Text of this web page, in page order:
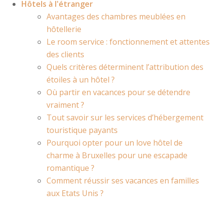
Hôtels à l'étranger
Avantages des chambres meublées en
hôtellerie
Le room service : fonctionnement et attentes
des clients
Quels critères déterminent l’attribution des
étoiles à un hôtel ?
Où partir en vacances pour se détendre
vraiment ?
Tout savoir sur les services d’hébergement
touristique payants
Pourquoi opter pour un love hôtel de
charme à Bruxelles pour une escapade
romantique ?
Comment réussir ses vacances en familles
aux Etats Unis ?